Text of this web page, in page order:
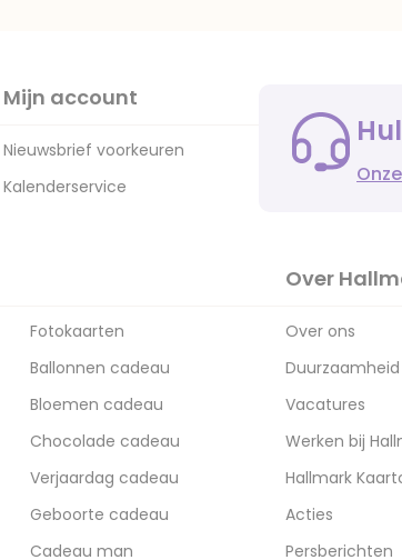
Mijn account
Nieuwsbrief voorkeuren
Kalenderservice
Fotokaarten
Ballonnen cadeau
Bloemen cadeau
Chocolade cadeau
Verjaardag cadeau
Geboorte cadeau
Cadeau man
Over
Over ons
Duurzaamheid
Vacatures
Werken bij
Hallmark
Acties
Persberichten